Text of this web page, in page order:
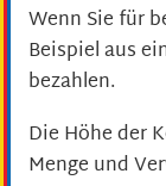
Wenn Sie für
Beispiel aus
bezahlen.
Die Höhe der
Menge und